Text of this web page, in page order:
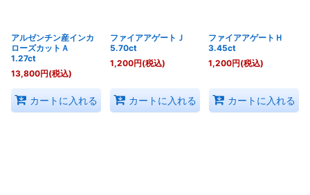
アルゼンチン産インカ
ローズカットＡ
1.27ct
13,800円(税込)
カートに入れる
ファイアアゲートＪ
5.70ct
1,200円(税込)
カートに入れる
ファイアアゲートＨ
3.45ct
1,200円(税込)
カートに入れる